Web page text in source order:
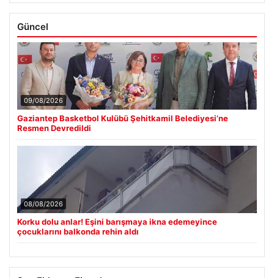
Güncel
09/08/2026
Gaziantep Basketbol Kulübü Şehitkamil Belediyesi’ne
Resmen Devredildi
08/08/2026
Korku dolu anlar! Eşini barışmaya ikna edemeyince
çocuklarını balkonda rehin aldı